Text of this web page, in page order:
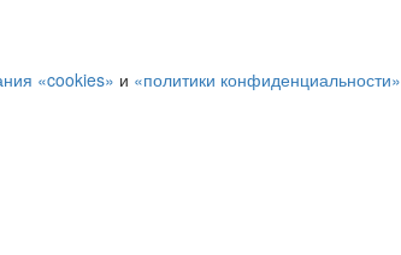
«cookies» и «политики конфиденциальности»